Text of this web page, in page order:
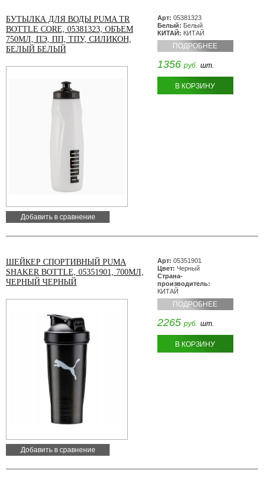
БУТЫЛКА ДЛЯ ВОДЫ PUMA TR
BOTTLE CORE, 05381323, ОБЪЕМ
750МЛ, ПЭ, ПП, ТПУ, СИЛИКОН,
БЕЛЫЙ БЕЛЫЙ
Добавить в сравнение
Арт: 05381323
Белый: Белый
КИТАЙ: КИТАЙ
ПОДРОБНЕЕ
1356 руб. шт.
В КОРЗИНУ
ШЕЙКЕР СПОРТИВНЫЙ PUMA
SHAKER BOTTLE, 05351901, 700МЛ,
ЧЕРНЫЙ ЧЕРНЫЙ
Добавить в сравнение
Арт: 05351901
Цвет: Черный
Страна-
производитель:
КИТАЙ
ПОДРОБНЕЕ
2265 руб. шт.
В КОРЗИНУ